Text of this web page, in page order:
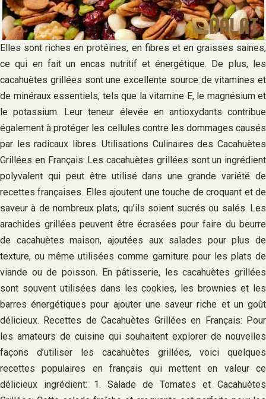
Elles sont riches en protéines, en fibres et en graisses saines,
ce qui en fait un encas nutritif et énergétique. De plus, les
cacahuètes grillées sont une excellente source de vitamines et
de minéraux essentiels, tels que la vitamine E, le magnésium et
le potassium. Leur teneur élevée en antioxydants contribue
également à protéger les cellules contre les dommages causés
par les radicaux libres. Utilisations Culinaires des Cacahuètes
Grillées en Français: Les cacahuètes grillées sont un ingrédient
polyvalent qui peut être utilisé dans une grande variété de
recettes françaises. Elles ajoutent une touche de croquant et de
saveur à de nombreux plats, qu’ils soient sucrés ou salés. Les
arachides grillées peuvent être écrasées pour faire du beurre
de cacahuètes maison, ajoutées aux salades pour plus de
texture, ou même utilisées comme garniture pour les plats de
viande ou de poisson. En pâtisserie, les cacahuètes grillées
sont souvent utilisées dans les cookies, les brownies et les
barres énergétiques pour ajouter une saveur riche et un goût
délicieux. Recettes de Cacahuètes Grillées en Français: Pour
les amateurs de cuisine qui souhaitent explorer de nouvelles
façons d’utiliser les cacahuètes grillées, voici quelques
recettes populaires en français qui mettent en valeur ce
délicieux ingrédient: 1. Salade de Tomates et Cacahuètes